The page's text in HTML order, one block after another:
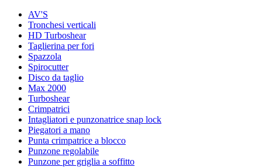
AV'S
Tronchesi verticali
HD Turboshear
Taglierina per fori
Spazzola
Spirocutter
Disco da taglio
Max 2000
Turboshear
Crimpatrici
Intagliatori e punzonatrice snap lock
Piegatori a mano
Punta crimpatrice a blocco
Punzone regolabile
Punzone per griglia a soffitto